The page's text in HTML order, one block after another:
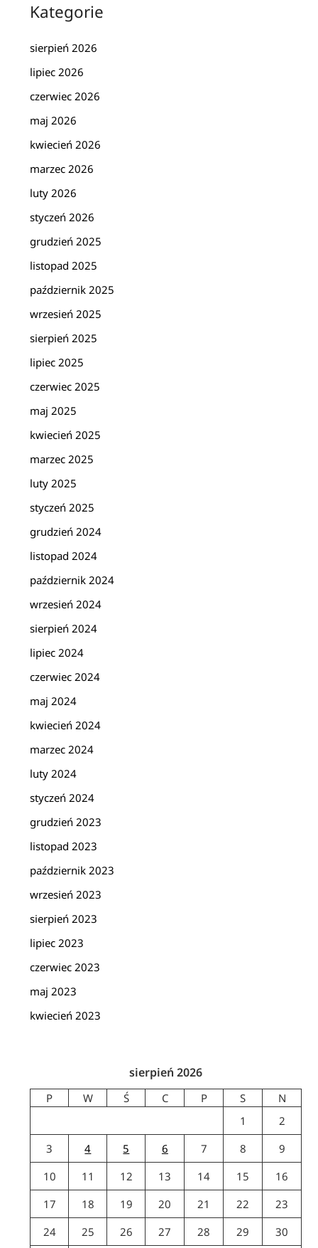
Kategorie
sierpień 2026
lipiec 2026
czerwiec 2026
maj 2026
kwiecień 2026
marzec 2026
luty 2026
styczeń 2026
grudzień 2025
listopad 2025
październik 2025
wrzesień 2025
sierpień 2025
lipiec 2025
czerwiec 2025
maj 2025
kwiecień 2025
marzec 2025
luty 2025
styczeń 2025
grudzień 2024
listopad 2024
październik 2024
wrzesień 2024
sierpień 2024
lipiec 2024
czerwiec 2024
maj 2024
kwiecień 2024
marzec 2024
luty 2024
styczeń 2024
grudzień 2023
listopad 2023
październik 2023
wrzesień 2023
sierpień 2023
lipiec 2023
czerwiec 2023
maj 2023
kwiecień 2023
sierpień 2026
P W Ś C P S
N
1
2
3
4 5 6 7 8
9
10
11 12 13 14 15
16
17
18 19 20 21 22
23
24
25 26 27 28 29 30